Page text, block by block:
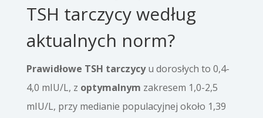
TSH tarczycy według
aktualnych norm?
Prawidłowe TSH tarczycyu dorosłych to 0,4-
4,0 mIU/L, z optymalnym zakresem 1,0-2,5
mIU/L, przy medianie populacyjnej około 1,39